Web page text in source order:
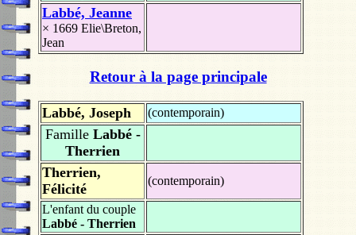
Labbé, Jeanne
× 1669 Elie\Breton,
Jean
Retour à la page principale
Labbé, Joseph (contemporain)
FamilleLabbé -
Therrien
Therrien,
Félicité
(contemporain)
L'enfant du couple
Labbé - Therrien